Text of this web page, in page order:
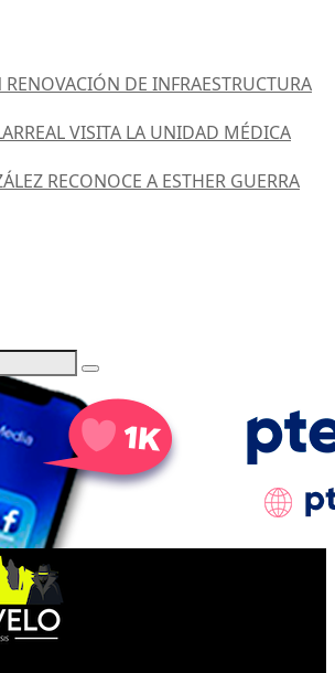
RENOVACIÓN DE INFRAESTRUCTURA
VISITA LA UNIDAD MÉDICA
RECONOCE A ESTHER GUERRA